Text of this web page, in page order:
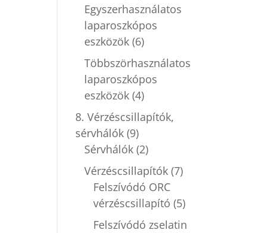
Egyszerhasználatos
laparoszkópos
eszközök (6)
Többszörhasználatos
laparoszkópos
eszközök (4)
8. Vérzéscsillapítók,
sérvhálók (9)
Sérvhálók (2)
Vérzéscsillapítók (7)
Felszívódó ORC
vérzéscsillapító (5)
Felszívódó zselatin